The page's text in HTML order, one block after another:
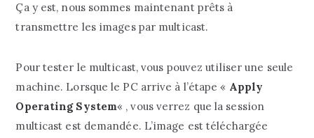
Ça y est, nous sommes maintenant prêts à
transmettre les images par multicast.
Pour tester le multicast, vous pouvez utiliser une seule
machine. Lorsque le PC arrive à l’étape « Apply
Operating System« , vous verrez que la session
multicast est demandée. L’image est téléchargée